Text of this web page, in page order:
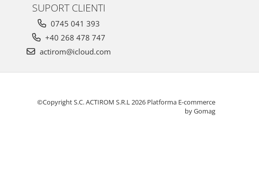
SUPORT CLIENTI
0745 041 393
+40 268 478 747
actirom@icloud.com
©Copyright S.C. ACTIROM S.R.L 2026 Platforma E-commerce
by Gomag